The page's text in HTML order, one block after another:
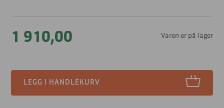
1 910,00 Varen er på lager
LEGG I HANDLEKURV